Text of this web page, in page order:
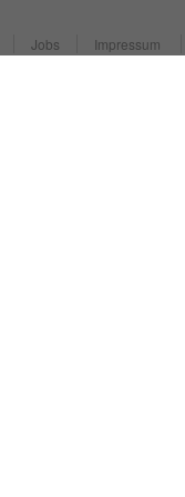
Jobs Impressum